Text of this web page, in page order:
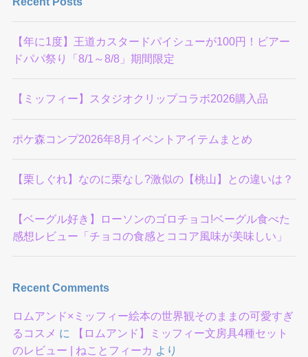
【年に1度】王道カスタードパイシューが100円！ビアー
ドパパ祭り「8/1～8/8」期間限定
【ミッフィー】スタジオクリップコラボ2026購入品
ポケ森コンプ2026年8月イベントアイテムまとめ
【栗しぐれ】なのに栗なし?激似の【桃山】との違いは？
【ベーグル好き】ローソンのゴロチョコ!ベーグル食べた
感想レビュー「チョコの食感とココア風味が美味しい」
Recent Comments
ロムアンド×ミッフィー絵本の世界観そのままの可愛すぎ
るコスメ に
【ロムアンド】ミッフィー文房具4種セット
のレビュー | ねことフィーカ より